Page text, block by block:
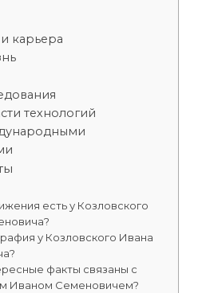
карьера
технологий
есть у Козловского
у Козловского Ивана
факты связаны с
Иваном Семеновичем?